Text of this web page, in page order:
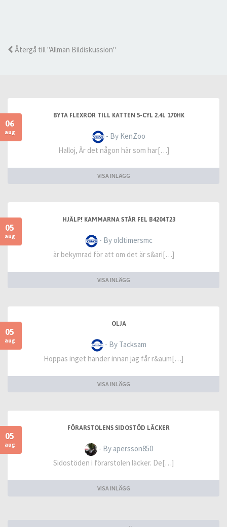
Återgå till "Allmän Bildiskussion"
06
aug
BYTA FLEXRÖR TILL KATTEN 5-CYL 2.4L 170HK
- By KenZoo
Halloj, Är det någon här som har[…]
VISA INLÄGG
05
aug
HJÄLP! KAMMARNA STÅR FEL B4204T23
- By oldtimersmc
är bekymrad för att om det är s&ari[…]
VISA INLÄGG
05
aug
OLJA
- By Tacksam
Hoppas inget händer innan jag får r&aum[…]
VISA INLÄGG
05
aug
FÖRARSTOLENS SIDOSTÖD LÄCKER
- By apersson850
Sidostöden i förarstolen läcker. De[…]
VISA INLÄGG